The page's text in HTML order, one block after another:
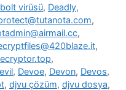
virüsü, Deadly,
,
,
,
,
, Devoe, Devon, Devos,
, djvu çözüm, djvu dosya,